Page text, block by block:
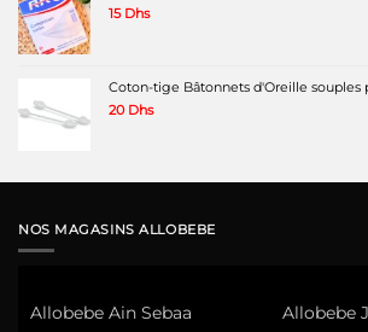
15 Dhs
Coton-tige Bâtonnets d'Oreille souples
20 Dhs
NOS MAGASINS ALLOBEBE
Allobebe Ain Sebaa Allobebe